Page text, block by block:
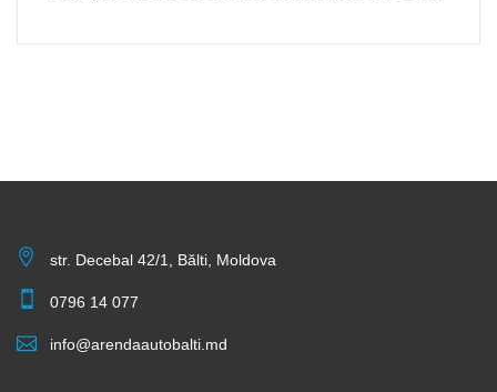
str. Decebal 42/1, Bălti, Moldova
0796 14 077
info@arendaautobalti.md